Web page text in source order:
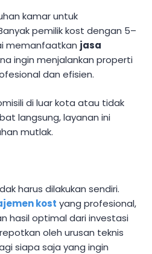
kamar untuk
pemilik kost dengan 5–
memanfaatkan jasa
ingin menjalankan properti
dan efisien.
di luar kota atau tidak
langsung, layanan ini
mutlak.
harus dilakukan sendiri.
kost yang profesional,
hasil optimal dari investasi
oleh urusan teknis
siapa saja yang ingin